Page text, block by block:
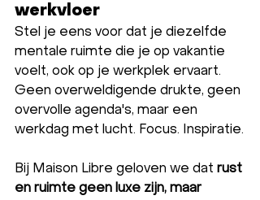
werkvloer
Stel je eens voor dat je diezelfde
mentale ruimte die je op vakantie
voelt, ook op je werkplek ervaart.
Geen overweldigende drukte, geen
overvolle agenda's, maar een
werkdag met lucht. Focus. Inspiratie.
Bij Maison Libre geloven we dat rust
en ruimte geen luxe zijn, maar